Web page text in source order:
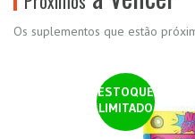
Os suplementos que estão
ESTOQUE
LIMITADO